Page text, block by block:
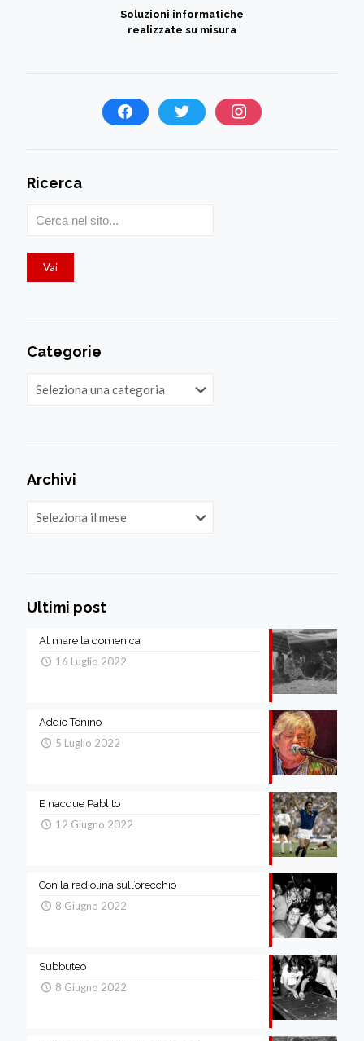
Soluzioni informatiche
realizzate su misura
Ricerca
Categorie
Archivi
Ultimi post
Al mare la domenica
16 Luglio 2022
Addio Tonino
5 Luglio 2022
E nacque Pablito
12 Giugno 2022
Con la radiolina sull’orecchio
8 Giugno 2022
Subbuteo
8 Giugno 2022